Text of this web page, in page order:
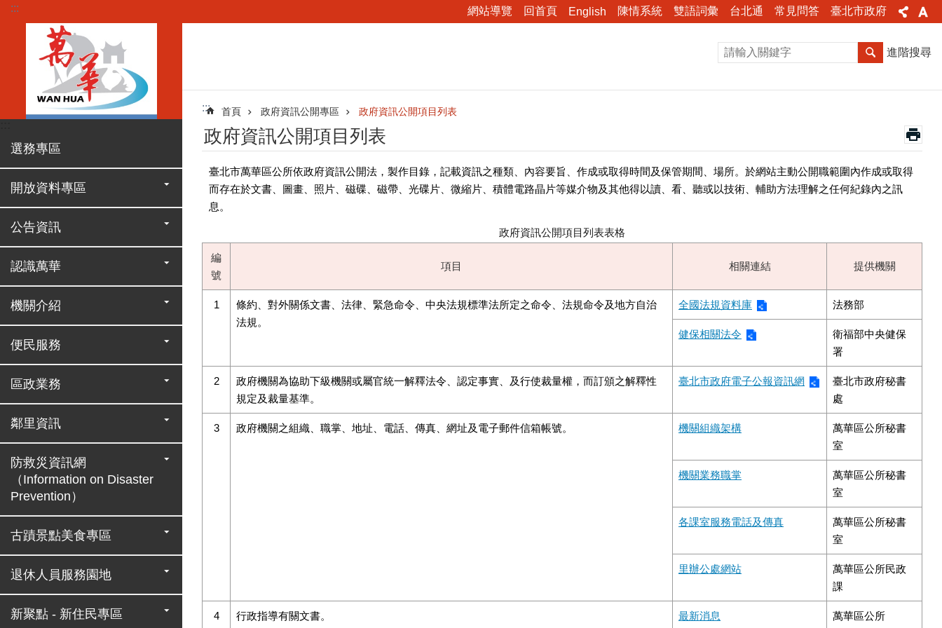
跳到主要內容區塊
::: 網站導覽 回首頁 English 陳情系統 雙語詞彙 台北通 常見問答 臺北市政府
選務專區
開放資料專區
公告資訊
認識萬華
機關介紹
便民服務
區政業務
鄰里資訊
防救災資訊網
（Information on Disaster
Prevention）
古蹟景點美食專區
退休人員服務園地
新聚點 - 新住民專區
進階搜尋
::: 首頁 政府資訊公開專區 政府資訊公開項目列表
政府資訊公開項目列表
臺北市萬華區公所依政府資訊公開法，製作目錄，記載資訊之種類、內容要旨、作成或取得時間及保管期間、場所。於網站主動公開職範圍內作成或取得
而存在於文書、圖畫、照片、磁碟、磁帶、光碟片、微縮片、積體電路晶片等媒介物及其他得以讀、看、聽或以技術、輔助方法理解之任何紀錄內之訊
息。
政府資訊公開項目列表表格
編
號
項目 相關連結 提供機關
1
條約、對外關係文書、法律、緊急命令、中央法規標準法所定之命令、法規命令及地方自治
法規。
全國法規資料庫 法務部
健保相關法令
衛福部中央健保
署
2
政府機關為協助下級機關或屬官統一解釋法令、認定事實、及行使裁量權，而訂頒之解釋性
規定及裁量基準。
臺北市政府電子公報資訊網
臺北市政府秘書
處
3 政府機關之組織、職掌、地址、電話、傳真、網址及電子郵件信箱帳號。 機關組織架構
萬華區公所秘書
室
機關業務職掌
萬華區公所秘書
室
各課室服務電話及傳真
萬華區公所秘書
室
里辦公處網站
萬華區公所民政
課
4 行政指導有關文書。
最新消息
萬華區公所